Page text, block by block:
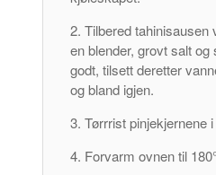
Tilbered tahinisausen
en blender, grovt salt og
godt, tilsett deretter
og bland igjen.
Tørrrist pinjekjernene
Forvarm ovnen til